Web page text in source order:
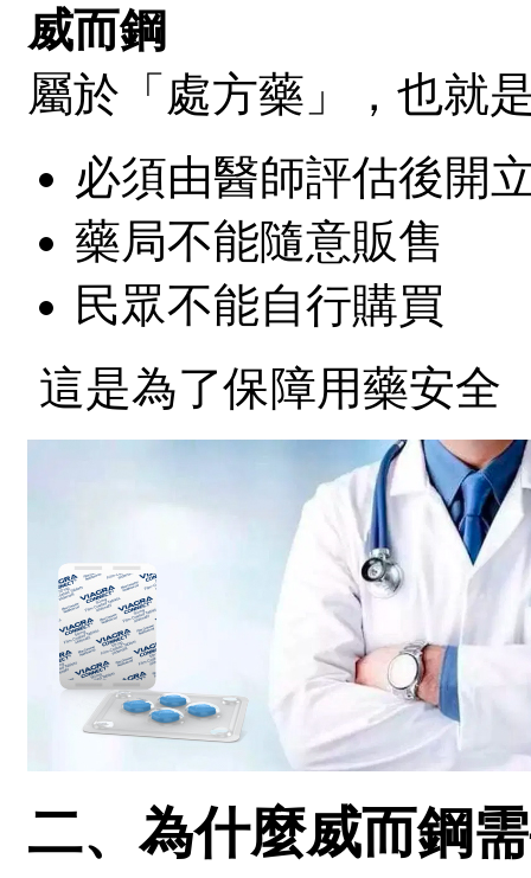
威而鋼
屬於「處方藥」，也就
必須由醫師評估後開
藥局不能隨意販售
民眾不能自行購買
這是為了保障用藥安全
二、為什麼威而鋼